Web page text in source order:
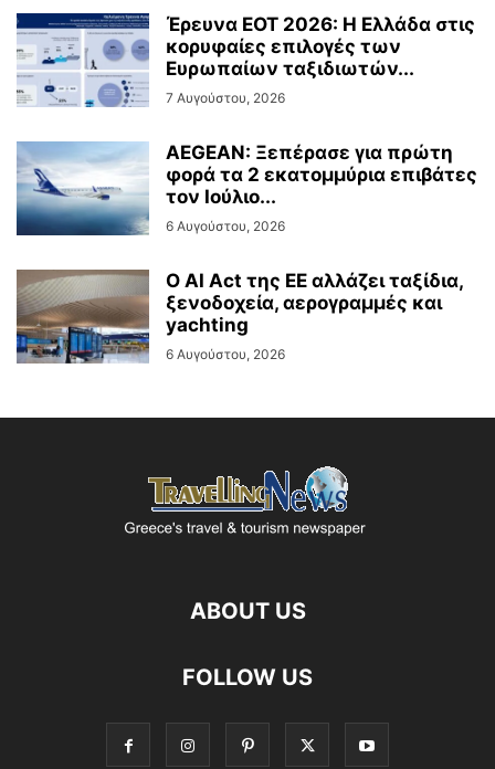
Έρευνα ΕΟΤ 2026: Η Ελλάδα στις
κορυφαίες επιλογές των
Ευρωπαίων ταξιδιωτών...
7 Αυγούστου, 2026
AEGEAN: Ξεπέρασε για πρώτη
φορά τα 2 εκατομμύρια επιβάτες
τον Ιούλιο...
6 Αυγούστου, 2026
Ο AI Act της ΕΕ αλλάζει ταξίδια,
ξενοδοχεία, αερογραμμές και
yachting
6 Αυγούστου, 2026
ABOUT US
FOLLOW US